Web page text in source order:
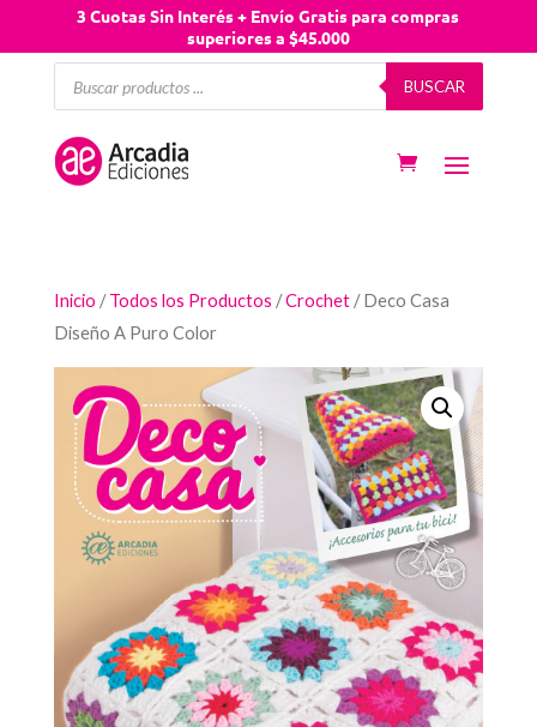
3 Cuotas Sin Interés + Envío Gratis para compras
superiores a $45.000
Búsqueda
productos
BUSCAR
Inicio /Todos los Productos /Crochet/ Deco Casa
Diseño A Puro Color